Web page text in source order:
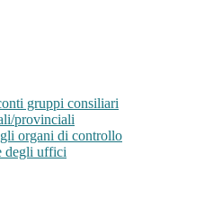
gruppi consiliari
provinciali
organi di controllo
degli uffici